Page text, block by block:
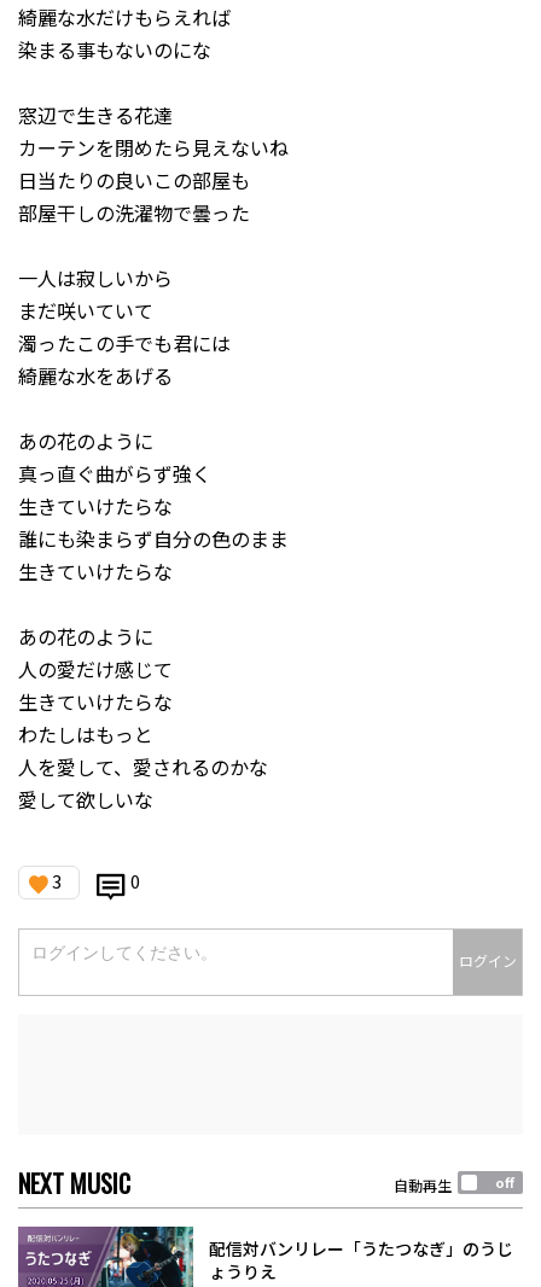
綺麗な水だけもらえれば
染まる事もないのにな
窓辺で生きる花達
カーテンを閉めたら見えないね
日当たりの良いこの部屋も
部屋干しの洗濯物で曇った
一人は寂しいから
まだ咲いていて
濁ったこの手でも君には
綺麗な水をあげる
あの花のように
真っ直ぐ曲がらず強く
生きていけたらな
誰にも染まらず自分の色のまま
生きていけたらな
あの花のように
人の愛だけ感じて
生きていけたらな
わたしはもっと
人を愛して、愛されるのかな
愛して欲しいな
3 0
ログイン
NEXT MUSIC 自動再生
配信対バンリレー「うたつなぎ」のうじ
ょうりえ